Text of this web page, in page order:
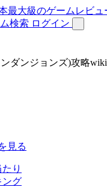
検索 ログイン
ダンジョンズ)攻略wiki
見る
り
ング